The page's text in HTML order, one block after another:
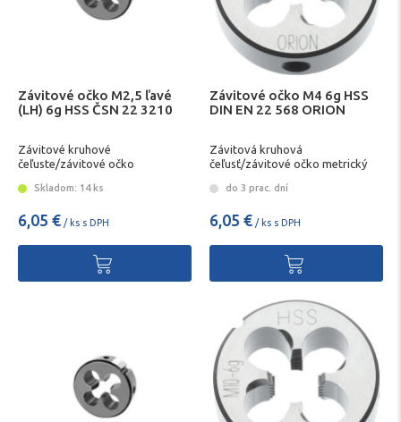
Závitové očko M2,5 ľavé
(LH) 6g HSS ČSN 22 3210
Závitové kruhové
čeľuste/závitové očko
Skladom: 14 ks
6,05 € / ks s DPH
Závitové očko M4 6g HSS
DIN EN 22 568 ORION
Závitová kruhová
čeľusť/závitové očko metrický
do 3 prac. dní
6,05 € / ks s DPH